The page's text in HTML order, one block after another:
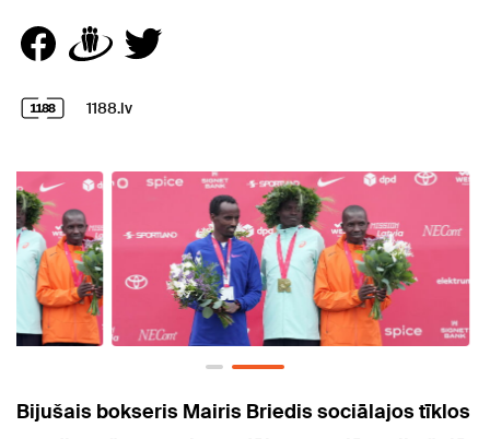
1188.lv
Bijušais bokseris Mairis Briedis sociālajos tīklos